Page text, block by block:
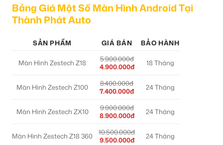
Bảng Giá Một Số Màn Hình Android Tại
Thành Phát Auto
SẢN PHẨM GIÁ BÁN BẢO HÀNH
Màn Hình Zestech Z18
5.900.000đ
4.900.000đ
18 Tháng
Màn Hình Zestech Z100
8.400.000đ
7.400.000đ
24 Tháng
Màn Hình Zestech ZX10
9.900.000đ
8.900.000đ
24 Tháng
Màn Hình Zestech Z18 360
10.500.000đ
9.500.000đ
24 Tháng